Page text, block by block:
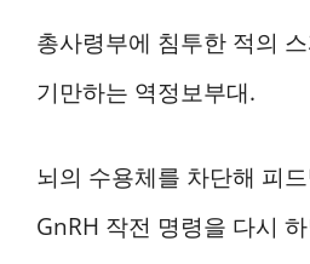
총사령부에 침투한 적의
기만하는 역정보부대.
뇌의 수용체를 차단해 피
GnRH 작전 명령을 다시